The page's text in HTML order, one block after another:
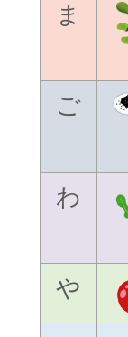
ま
ご
わ
や